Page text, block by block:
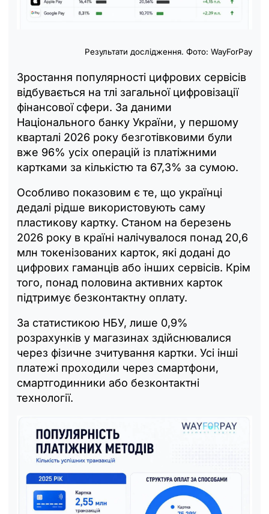
Результати дослідження. Фото: WayForPay
Зростання популярності цифрових сервісів
відбувається на тлі загальної цифровізації
фінансової сфери. За даними
Національного банку України, у першому
кварталі 2026 року безготівковими були
вже 96% усіх операцій із платіжними
картками за кількістю та 67,3% за сумою.
Особливо показовим є те, що українці
дедалі рідше використовують саму
пластикову картку. Станом на березень
2026 року в країні налічувалося понад 20,6
млн токенізованих карток, які додані до
цифрових гаманців або інших сервісів. Крім
того, понад половина активних карток
підтримує безконтактну оплату.
За статистикою НБУ, лише 0,9%
розрахунків у магазинах здійснювалися
через фізичне зчитування картки. Усі інші
платежі проходили через смартфони,
смартгодинники або безконтактні
технології.